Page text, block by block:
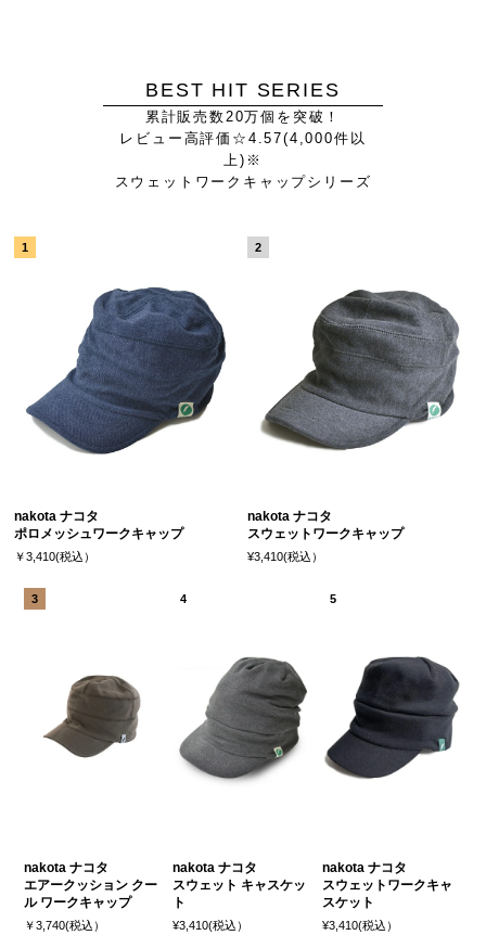
BEST HIT SERIES
累計販売数20万個を突破！
レビュー高評価☆4.57(4,000件以
上)※
スウェットワークキャップシリーズ
nakota ナコタ
ポロメッシュワークキャップ
￥3,410(税込）
nakota ナコタ
スウェットワークキャップ
¥3,410(税込）
nakota ナコタ
エアークッション クー
ル ワークキャップ
￥3,740(税込）
nakota ナコタ
スウェット キャスケッ
ト
¥3,410(税込）
nakota ナコタ
スウェットワークキャ
スケット
¥3,410(税込）